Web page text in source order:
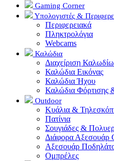
Gaming Corner
Υπολογιστές &
Περιφερειακά
Πληκτρολόγια
Webcams
Καλώδια
Διαχείριση
Καλώδια Εικόνας
Καλώδια Ήχου
Καλώδια Φόρτισης
Outdoor
Κυάλια &
Πατίνια
Σουγιάδες &
Διάφορα Αξεσουάρ
Αξεσουάρ
Ομπρέλες